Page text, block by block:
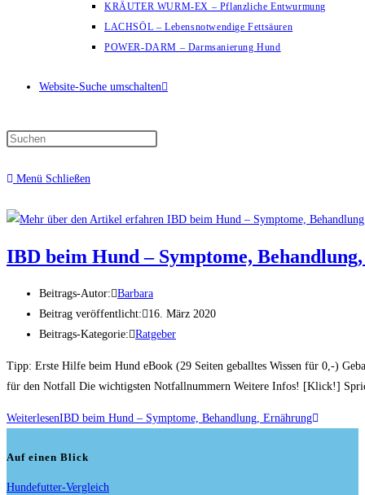
KRÄUTER WURM-EX – Pflanzliche Entwurmung
LACHSÖL – Lebensnotwendige Fettsäuren
POWER-DARM – Darmsanierung Hund
Website-Suche umschalten
Menü Schließen
IBD beim Hund – Symptome,
Beitrags-Autor: Barbara
Beitrag veröffentlicht:
16. März 2020
Beitrags-Kategorie: Ratgeber
Tipp: Erste Hilfe beim Hund eBook (29 Seiten geballtes Wissen für 0,-)​
für den Notfall Die wichtigsten Notfallnummern Weitere Infos! [Klick!]
WeiterlesenIBD beim Hund – Symptome, Behandlung, Ernährung
Auf einen Blick
Hundefutter-Vergleich